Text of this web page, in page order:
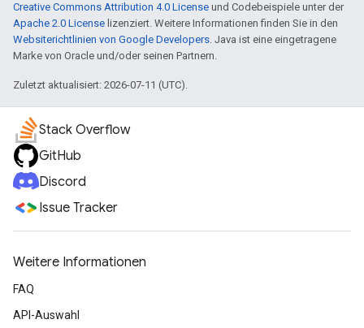
Creative Commons Attribution 4.0 License und Codebeispiele unter der
Apache 2.0 License lizenziert. Weitere Informationen finden Sie in den
Websiterichtlinien von Google Developers. Java ist eine eingetragene
Marke von Oracle und/oder seinen Partnern.
Zuletzt aktualisiert: 2026-07-11 (UTC).
Stack Overflow
GitHub
Discord
Issue Tracker
Weitere Informationen
FAQ
API-Auswahl